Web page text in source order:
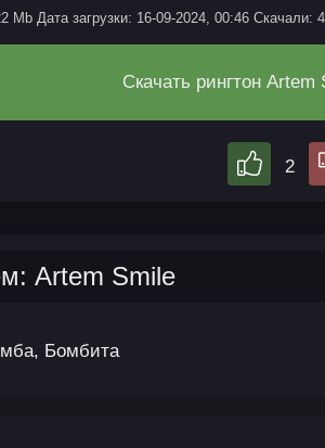
Mb Дата загрузки: 16-09-2024, 00:46 Скачали: 4
Скачать рингтон
2
Artem Smile
Бомбита